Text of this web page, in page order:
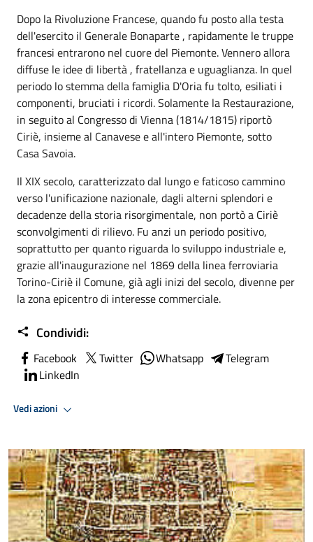
Dopo la Rivoluzione Francese, quando fu posto alla testa
dell'esercito il Generale Bonaparte , rapidamente le truppe
francesi entrarono nel cuore del Piemonte. Vennero allora
diffuse le idee di libertà , fratellanza e uguaglianza. In quel
periodo lo stemma della famiglia D'Oria fu tolto, esiliati i
componenti, bruciati i ricordi. Solamente la Restaurazione,
in seguito al Congresso di Vienna (1814/1815) riportò
Ciriè, insieme al Canavese e all'intero Piemonte, sotto
Casa Savoia.
Il XIX secolo, caratterizzato dal lungo e faticoso cammino
verso l'unificazione nazionale, dagli alterni splendori e
decadenze della storia risorgimentale, non portò a Ciriè
sconvolgimenti di rilievo. Fu anzi un periodo positivo,
soprattutto per quanto riguarda lo sviluppo industriale e,
grazie all'inaugurazione nel 1869 della linea ferroviaria
Torino-Ciriè il Comune, già agli inizi del secolo, divenne per
la zona epicentro di interesse commerciale.
Condividi:
Facebook Twitter Whatsapp
Telegram
LinkedIn
Vedi azioni